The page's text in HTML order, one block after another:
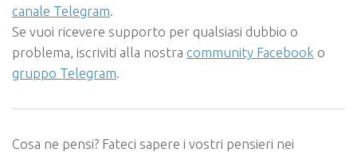
canale Telegram
Se vuoi ricevere supporto per qualsiasi dubbio o
problema, iscriviti alla nostra community Facebook o
gruppo Telegram
Cosa ne pensi? Fateci sapere i vostri pensieri nei